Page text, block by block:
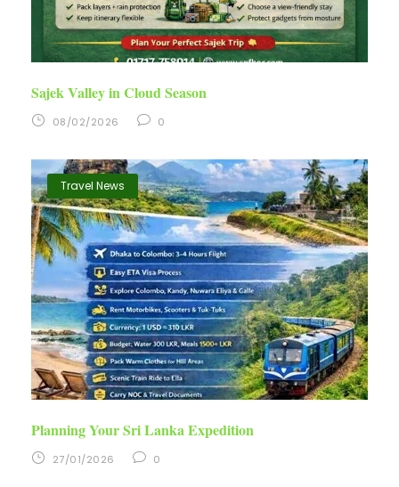
Sajek Valley in Cloud Season
08/02/2026 0
Travel News
Planning Your Sri Lanka Expedition
27/01/2026 0